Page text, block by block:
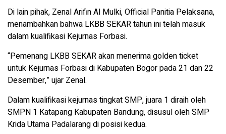
Di lain pihak, Zenal Arifin Al Mulki, Official Panitia Pelaksana,
menambahkan bahwa LKBB SEKAR tahun ini telah masuk
dalam kualifikasi Kejurnas Forbasi.
“Pemenang LKBB SEKAR akan menerima golden ticket
untuk Kejurnas Forbasi di Kabupaten Bogor pada 21 dan 22
Desember,” ujar Zenal.
Dalam kualifikasi kejurnas tingkat SMP, juara 1 diraih oleh
SMPN 1 Katapang Kabupaten Bandung, disusul oleh SMP
Krida Utama Padalarang di posisi kedua.